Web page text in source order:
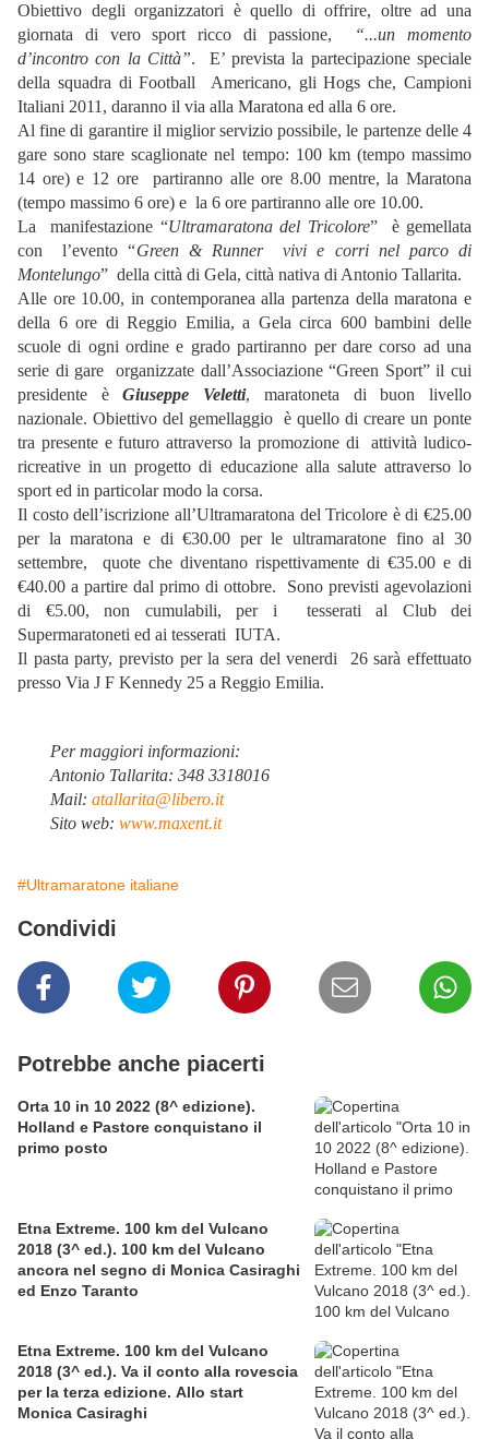
Obiettivo degli organizzatori è quello di offrire, oltre ad una
giornata di vero sport ricco di passione,
“...un momento
d’incontro con la Città”. E’ prevista la partecipazione speciale
della squadra di Football Americano, gli Hogs che, Campioni
Italiani 2011, daranno il via alla Maratona ed alla 6 ore.
Al fine di garantire il miglior servizio possibile, le partenze delle 4
gare sono stare scaglionate nel tempo: 100 km (tempo massimo
14 ore)e 12 ore partiranno alle ore 8.00 mentre, la Maratona
(tempo massimo 6 ore) e la 6 ore partiranno alle ore 10.00.
La manifestazione “Ultramaratona del Tricolore” è gemellata
con l’evento “Green & Runner vivi e corri nel parco di
Montelungo” della città di Gela, città nativa di Antonio Tallarita.
Alle ore 10.00, in contemporanea alla partenza della maratona e
della 6 ore di Reggio Emilia, a Gela circa 600 bambini delle
scuole di ogni ordine e grado partiranno per dare corso ad una
serie di gare organizzate dall’Associazione “Green Sport” il cui
presidente èGiuseppe Veletti, maratoneta di buon livello
nazionale. Obiettivo del gemellaggio è quello di creare un ponte
tra presente e futuro attraverso la promozione di attività ludico-
ricreative in un progetto di educazione alla salute attraverso lo
sport ed in particolar modo la corsa.
Il costo dell’iscrizione all’Ultramaratona del Tricolore è di €25.00
per la maratona e di €30.00 per le ultramaratone fino al 30
settembre, quote che diventano rispettivamente di €35.00 e di
€40.00 a partire dal primo di ottobre. Sono previsti agevolazioni
di €5.00, non cumulabili, per i tesserati al Club dei
Supermaratoneti ed ai tesserati IUTA.
Il pasta party, previsto per la sera del venerdi 26 sarà effettuato
presso Via J F Kennedy 25 a Reggio Emilia.
Per maggiori informazioni:
Antonio Tallarita: 348 3318016
Mail: atallarita@libero.it
Sito web: www.maxent.it
#Ultramaratone italiane
Condividi
Potrebbe anche piacerti
Orta 10 in 10 2022 (8^ edizione).
Holland e Pastore conquistano il
primo posto
Etna Extreme. 100 km del Vulcano
2018 (3^ ed.). 100 km del Vulcano
ancora nel segno di Monica Casiraghi
ed Enzo Taranto
Etna Extreme. 100 km del Vulcano
2018 (3^ ed.). Va il conto alla rovescia
per la terza edizione. Allo start
Monica Casiraghi